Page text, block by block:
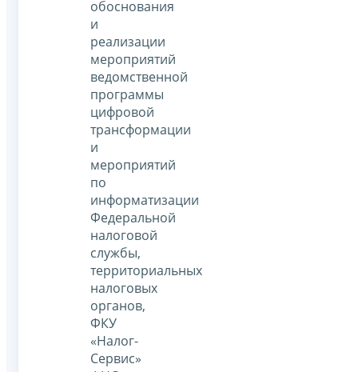
обоснования
и
реализации
мероприятий
ведомственной
программы
цифровой
трансформации
и
мероприятий
по
информатизации
Федеральной
налоговой
службы,
территориальных
налоговых
органов,
ФКУ
«Налог-
Сервис»